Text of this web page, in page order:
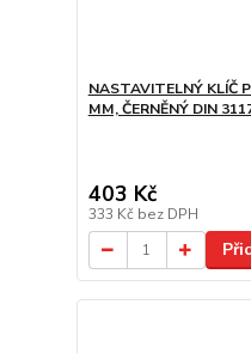
NASTAVITELNÝ KLÍČ
MM, ČERNĚNÝ DIN
403 Kč
333 Kč bez DPH